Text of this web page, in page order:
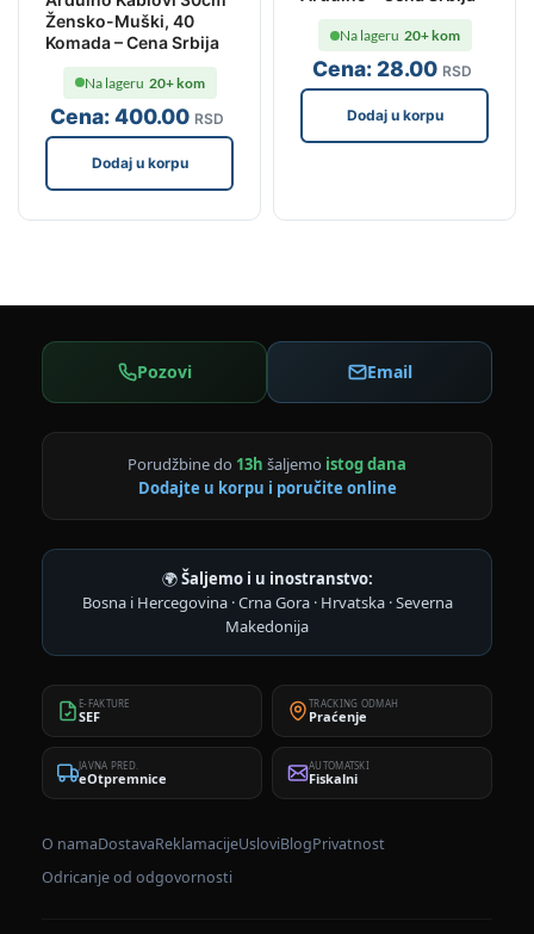
Žensko-Muški, 40
Komada – Cena Srbija
Cena:400.00 RSD
Na lageru 20+ kom
Dodaj u korpu
Cena: 28.00 RSD
Na lageru 20+ kom
Dodaj u korpu
Pozovi Email
Porudžbine do 13h šaljemo istog dana
Dodajte u korpu i poručite online
🌍Šaljemo i u inostranstvo:
Bosna i Hercegovina · Crna Gora · Hrvatska · Severna
Makedonija
E-FAKTURE
SEF
TRACKING ODMAH
Praćenje
JAVNA PRED.
eOtpremnice
AUTOMATSKI
Fiskalni
O namaDostavaReklamacijeUsloviBlogPrivatnost
Odricanje od odgovornosti